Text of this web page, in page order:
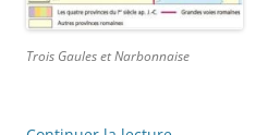
Trois Gaules et Narbonnaise